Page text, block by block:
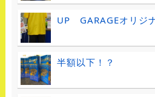
UP GARAGEオリジ
半額以下！？